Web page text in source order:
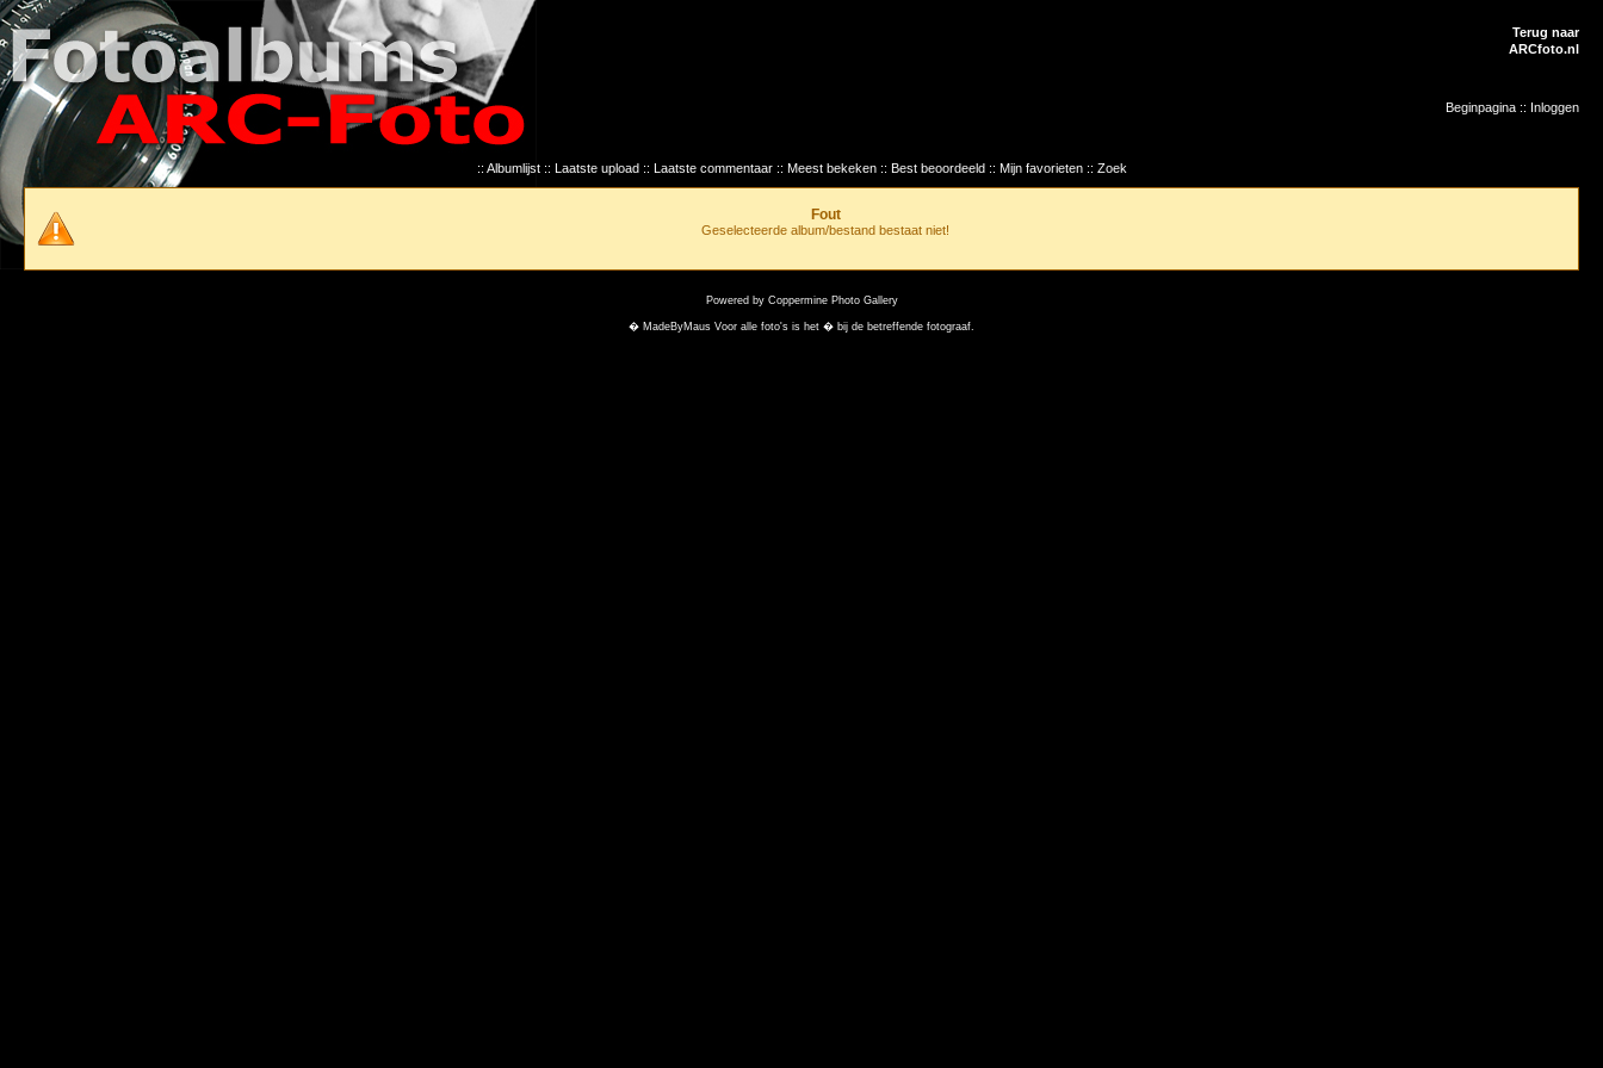
Terug naar
ARCfoto.nl
Beginpagina :: Inloggen
:: Albumlijst:: Laatste upload:: Laatste commentaar:: Meest bekeken:: Best beoordeeld:: Mijn favorieten:: Zoek
Fout
Geselecteerde album/bestand bestaat niet!
Powered by Coppermine Photo Gallery
� MadeByMaus Voor alle foto's is het � bij de betreffende fotograaf.